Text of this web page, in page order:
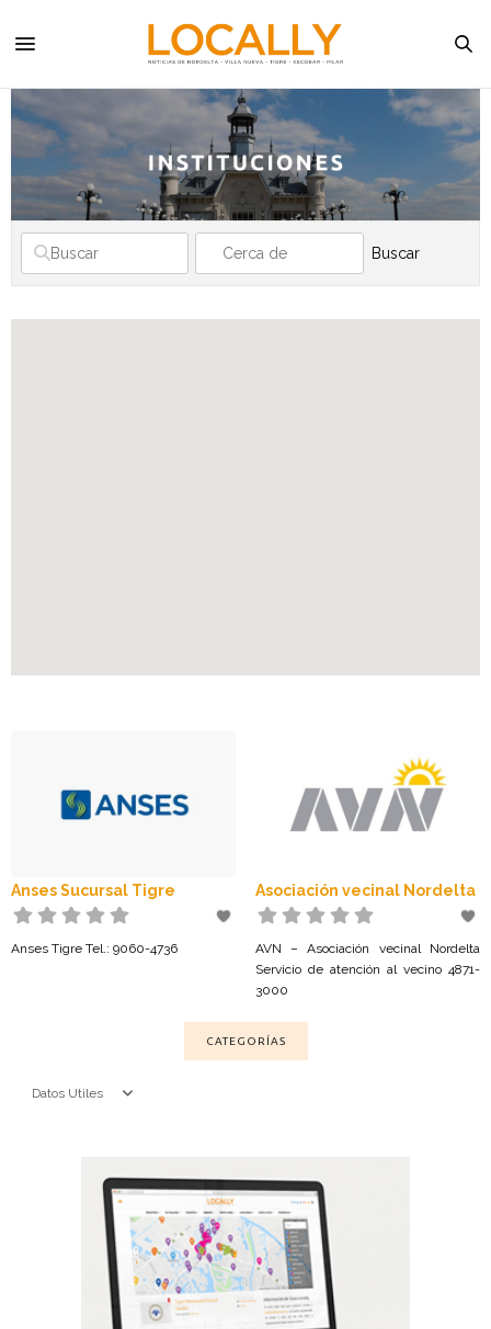
Buscar
Anses Sucursal Tigre
Anses Tigre Tel.: 9060-4736
Asociación vecinal Nordelta
AVN – Asociación vecinal Nordelta
Servicio de atención al vecino 4871-
3000
CATEGORÍAS
Datos Utiles